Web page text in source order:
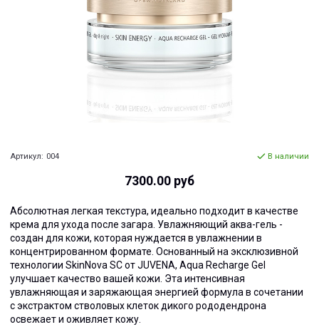
Артикул: 004 В наличии
7300.00 руб
Абсолютная легкая текстура, идеально подходит в качестве
крема для ухода после загара. Увлажняющий аква-гель -
создан для кожи, которая нуждается в увлажнении в
концентрированном формате. Основанный на эксклюзивной
технологии SkinNova SC от JUVENA, Aqua Recharge Gel
улучшает качество вашей кожи. Эта интенсивная
увлажняющая и заряжающая энергией формула в сочетании
с экстрактом стволовых клеток дикого рододендрона
освежает и оживляет кожу.